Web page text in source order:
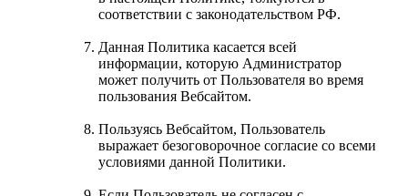
соответствии с законодательством РФ.
Данная Политика касается всей
информации, которую Администратор
может получить от Пользователя во время
пользования Вебсайтом.
Пользуясь Вебсайтом, Пользователь
выражает безоговорочное согласие со всеми
условиями данной Политики.